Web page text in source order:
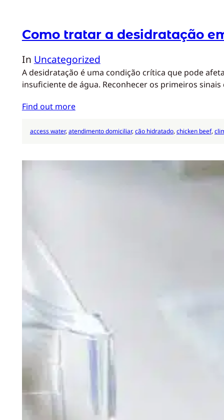
Como tratar a desidratação
In Uncategorized
A desidratação é uma condição crítica que pode
insuficiente de água. Reconhecer os primeiros
Find out more
access water, atendimento domiciliar, cão hidratado, chicken beef,